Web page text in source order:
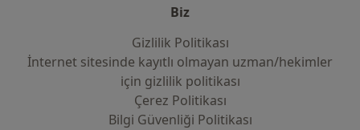
Biz
Gizlilik Politikası
İnternet sitesinde kayıtlı olmayan uzman/hekimler
i̇çin gizlilik politikası
Çerez Politikası
Bilgi Güvenliği Politikası